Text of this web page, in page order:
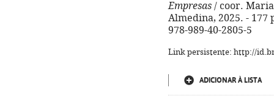
Empresas / coor.
Almedina, 2025. - 177
978-989-40-2805-5
Link persistente: http://
ADICIONAR À LISTA